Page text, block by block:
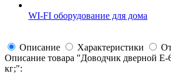
WI-FI оборудование для дома
Описание Характеристики
Описание товара "Доводчик дверной E-
кг;":